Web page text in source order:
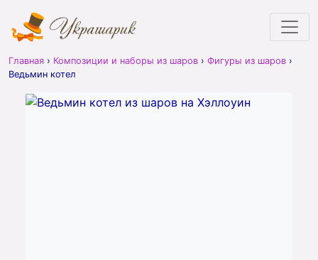
Главная › Композиции и наборы из шаров › Фигуры из шаров ›
Ведьмин котел